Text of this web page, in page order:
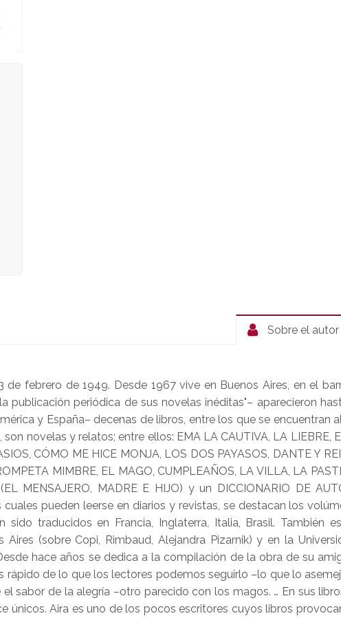
Sobre el autor
de febrero de 1949. Desde 1967 vive en Buenos Aires, en el
publicación periódica de sus novelas inéditas"– aparecieron
y España– decenas de libros, entre los que se
novelas y relatos; entre ellos: EMA LA CAUTIVA, LA LIEBRE,
CÓMO ME HICE MONJA, LOS DOS PAYASOS, DANTE Y
MIMBRE, EL MAGO, CUMPLEAÑOS, LA VILLA, LA
MENSAJERO, MADRE E HIJO) y un DICCIONARIO DE
pueden leerse en diarios y revistas, se destacan los
sido traducidos en Francia, Inglaterra, Italia, Brasil. También
(sobre Copi, Rimbaud, Alejandra Pizarnik) y en la
hace años se dedica a la compilación de la obra de su
rápido de lo que los lectores podemos seguirlo –lo que lo
sabor de la alegría –otro parecido con los magos. … En sus
únicos. Aira es uno de los pocos escritores cuyos libros